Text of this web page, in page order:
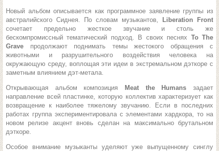
Новый альбом описывается как программное заявление группы из
австралийского Сиднея. По словам музыкантов,
Liberation Front
сочетает предельно жесткое звучание и столь же
бескомпромиссный тематический подход. В своих песнях To The
Grave продолжают поднимать темы жестокого обращения с
животными и разрушительного воздействия человека на
окружающую среду, воплощая эти идеи в экстремальном дэткоре с
заметным влиянием дэт-метала.
Открывающая альбом композиция Meat the Humans задает
направление всей пластинке, которую коллектив характеризует как
возвращение к наиболее тяжелому звучанию. Если в последних
работах группа экспериментировала с элементами хардкора, то на
новом релизе акцент вновь сделан на максимально брутальном
дэткоре.
Особое внимание музыканты уделяют уже выпущенному синглу